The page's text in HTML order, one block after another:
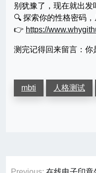
别犹豫了，现在就出发
🔍 探索你的性格密码
👉 https://
测完记得回来留言：
mbti 人格测试
文